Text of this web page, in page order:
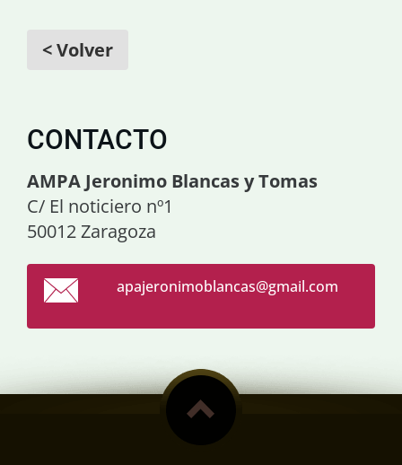
< Volver
CONTACTO
AMPA Jeronimo Blancas y Tomas
C/ El noticiero nº1
50012 Zaragoza
apajeronimoblancas@gmail.com